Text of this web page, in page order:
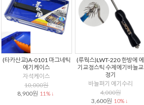
(타카산교)A-0101 마그네틱
에기케이스
자석케이스
10,000원
8,900원 11% ↓
(루웍스)LWT-220 한방에 에
기교정스틱 수제에기바늘교
정기
바늘펴기 에기수리
4,000원
3,600원 10% ↓